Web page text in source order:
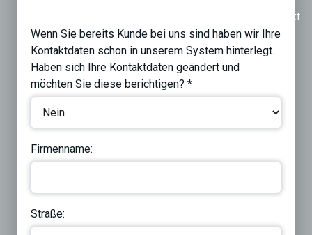
Next
Wenn Sie bereits Kunde bei uns sind haben wir Ihre
Kontaktdaten schon in unserem System hinterlegt.
Haben sich Ihre Kontaktdaten geändert und
möchten Sie diese berichtigen? *
Firmenname:
Straße: